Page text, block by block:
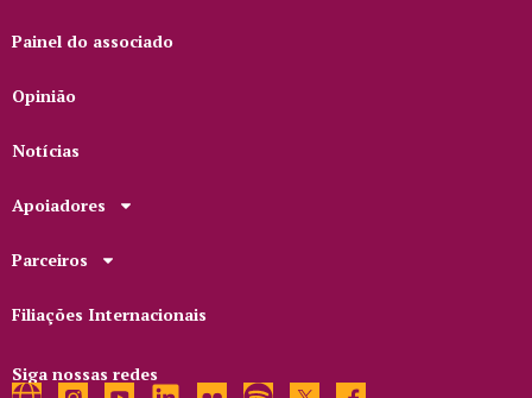
Painel do associado
Opinião
Notícias
Apoiadores
Parceiros
Filiações Internacionais
Siga nossas redes